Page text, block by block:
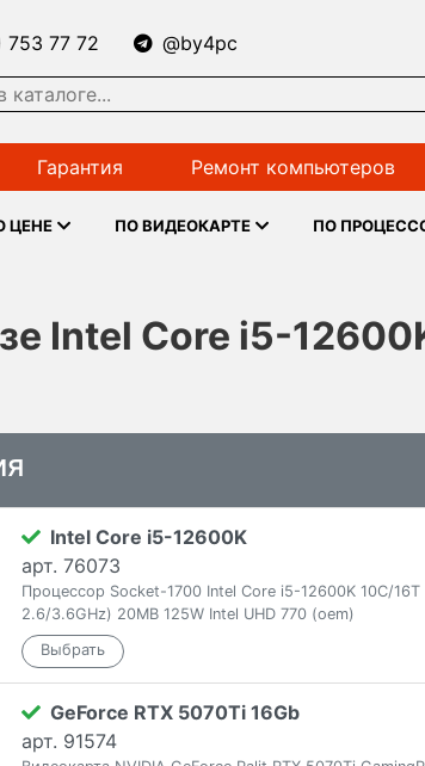
753 77 72 @by4pc
Гарантия Ремонт компьютеров
ЦЕНЕ ПО ВИДЕОКАРТЕ ПО
Intel Core i5-
Intel Core i5-12600K
арт. 76073
Процессор Socket-1700 Intel Core i5-12600K 10C/
2.6/3.6GHz) 20MB 125W Intel UHD 770 (oem)
GeForce RTX 5070Ti 16Gb
арт. 91574